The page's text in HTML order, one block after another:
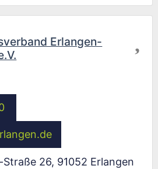
Erlangen-
Straße 26, 91052 Erlangen